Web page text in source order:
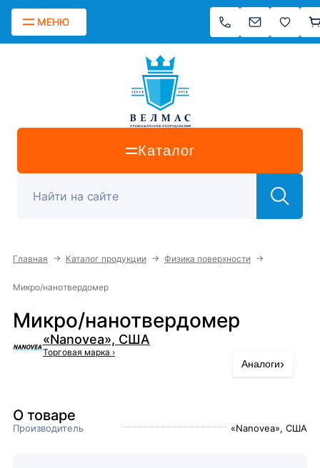
МЕНЮ
Каталог
Главная → Каталог продукции → Физика поверхности →
Микро/нанотвердомер
Микро/нанотвердомер
«Nanovea», США
Торговая марка ›
Аналоги›
О товаре
Производитель «Nanovea», США